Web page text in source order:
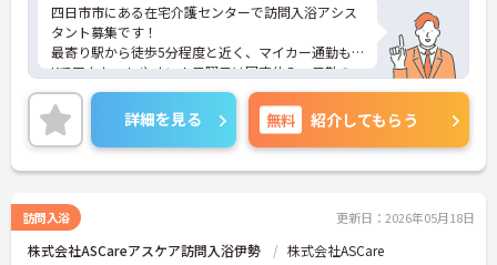
四日市市にある在宅介護センターで訪問入浴アシス
タント募集です！
最寄り駅から徒歩5分程度と近く、マイカー通勤もO
Kでアクセスしやすい！日曜日は固定休み、日勤の
みで働きやすい形態です！
別業界・未経験からの転職も多いので研修制度も充
実しています！
ご興味ある方には、面接対策ポイントなど、詳細を
お話しいたしますのでお気軽にご相談ください。
詳細を見る 無料 紹介してもらう
訪問入浴 更新日：2026年05月18日
株式会社ASCareアスケア訪問入浴伊勢 株式会社ASCare